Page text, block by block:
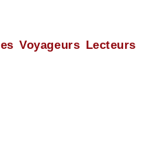
Voyageurs Lecteurs